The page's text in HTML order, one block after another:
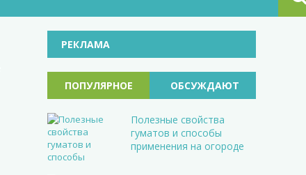
РЕКЛАМА
ПОПУЛЯРНОЕ ОБСУЖДАЮТ
Полезные свойства
гуматов и способы
применения на огороде